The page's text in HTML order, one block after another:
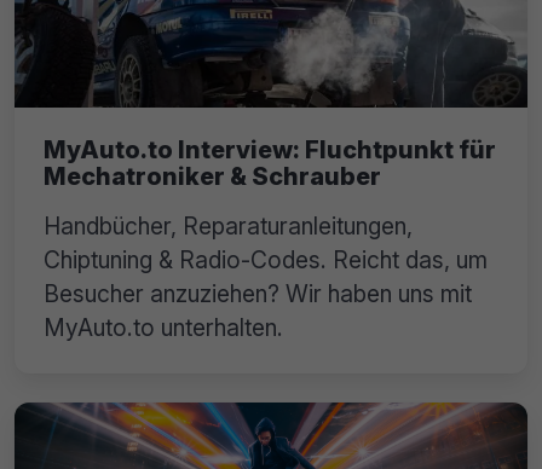
MyAuto.to Interview: Fluchtpunkt für
Mechatroniker & Schrauber
Handbücher, Reparaturanleitungen,
Chiptuning & Radio-Codes. Reicht das, um
Besucher anzuziehen? Wir haben uns mit
MyAuto.to unterhalten.